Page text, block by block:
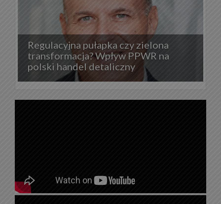
Regulacyjna pułapka czy zielona
transformacja? Wpływ PPWR na
polski handel detaliczny